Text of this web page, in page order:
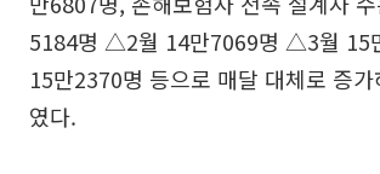
5184명 △2월 14만7069명 △3월 15
15만2370명 등으로 매달 대체로 증
였다.